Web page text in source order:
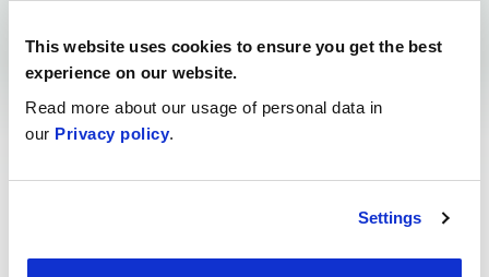
This website uses cookies to ensure you get the best
experience on our website.
Read more about our usage of personal data in
our Privacy policy.
Settings
Begrunda på vilket sätt mångfalden påverkar ditt
och din omgivnings välbefinnande. Räkna upp tre
saker.